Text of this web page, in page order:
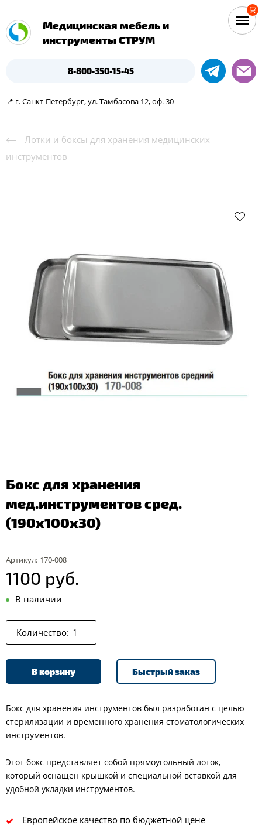
Медицинская мебель и
инструменты СТРУМ
8-800-350-15-45
📍 г. Санкт-Петербург, ул. Тамбасова 12, оф. 30
Лотки и боксы для хранения медицинских
инструментов
Бокс для хранения
мед.инструментов сред.
(190х100х30)
Артикул: 170-008
1100 руб.
В наличии
Количество:
В корзину Быстрый заказ
Бокс для хранения инструментов был разработан с целью
стерилизации и временного хранения стоматологических
инструментов.
Этот бокс представляет собой прямоугольный лоток,
который оснащен крышкой и специальной вставкой для
удобной укладки инструментов.
Европейское качество по бюджетной цене